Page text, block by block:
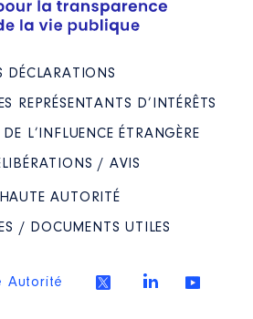
DÉCLARATIONS
REPRÉSENTANTS D’INTÉRÊTS
DE L’INFLUENCE ÉTRANGÈRE
/ AVIS
AUTORITÉ
/ DOCUMENTS UTILES
Autorité